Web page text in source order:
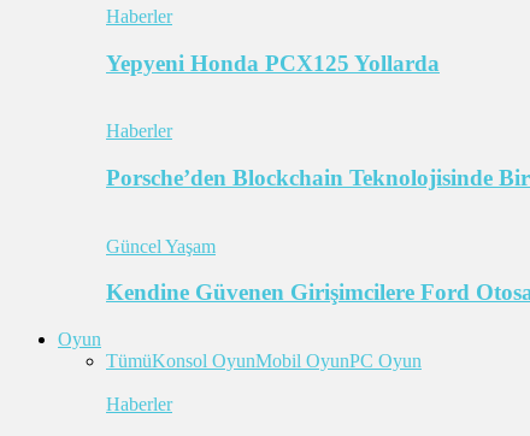
Haberler
Yepyeni Honda PCX125 Yollarda
Haberler
Porsche’den Blockchain Teknolojisinde
Güncel Yaşam
Kendine Güvenen Girişimcilere Ford
Oyun
TümüKonsol OyunMobil OyunPC Oyun
Haberler